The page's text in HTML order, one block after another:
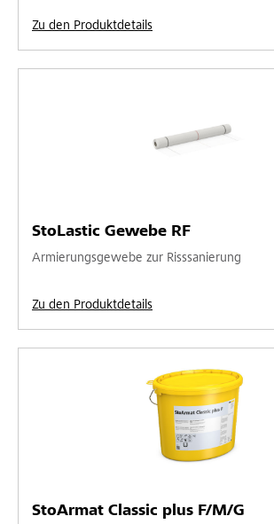
Zu den Produktdetails
StoLastic Gewebe RF
Armierungsgewebe zur Risssanierung
Zu den Produktdetails
StoArmat Classic plus F/M/G